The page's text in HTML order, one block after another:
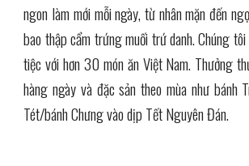
ngon làm mới mỗi ngày, từ nhân mặn đến
bao thập cẩm trứng muối trứ danh. Chúng
tiệc với hơn 30 món ăn Việt Nam. Thưởng
hàng ngày và đặc sản theo mùa như bánh
Tét/bánh Chưng vào dịp Tết Nguyên Đán.